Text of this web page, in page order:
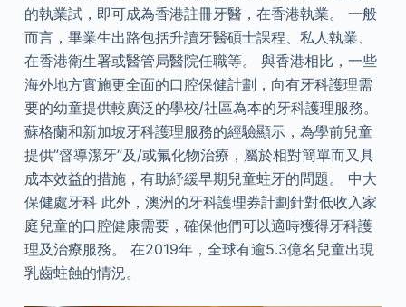
的執業試，即可成為香港註冊牙醫，在香港執業。 一般
而言，畢業生出路包括升讀牙醫碩士課程、私人執業、
在香港衛生署或醫管局醫院任職等。 與香港相比，一些
海外地方實施更全面的口腔保健計劃，向有牙科護理需
要的幼童提供較廣泛的學校/社區為本的牙科護理服務。
蘇格蘭和新加坡牙科護理服務的經驗顯示，為學前兒童
提供”督導潔牙”及/或氟化物治療，屬於相對簡單而又具
成本效益的措施，有助紓緩早期兒童蛀牙的問題。 中大
保健處牙科 此外，澳洲的牙科護理券計劃針對低收入家
庭兒童的口腔健康需要，確保他們可以適時獲得牙科護
理及治療服務。 在2019年，全球有逾5.3億名兒童出現
乳齒蛀蝕的情況。